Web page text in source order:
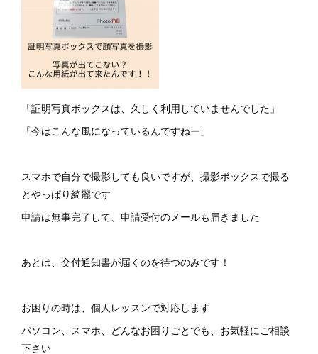
「証明写真ボックスは、久しく利用していませんでした」
「今はこんな風になっているんですねー」
スマホで自分で撮影しても良いですが、撮影ボックスで撮る
とやっぱり綺麗です
申請は無事完了して、申請受付のメールも届きました
あとは、交付通知書が届くのを待つのみです！
お困りの時は、個人レッスンで対応します
パソコン、スマホ、どんなお困りごとでも、お気軽にご相談
下さい